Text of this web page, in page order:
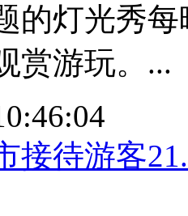
的灯光秀
赏游玩。...
接待游客